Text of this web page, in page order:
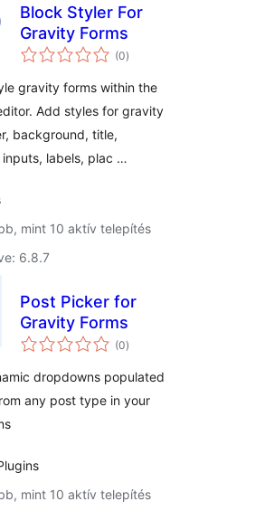
Block Styler For
Gravity Forms
(0értékelés
összesen
)
gravity forms within the
Add styles for gravity
background, title,
labels, plac …
mint 10 aktív telepítés
6.8.7
Post Picker for
Gravity Forms
(0értékelés
összesen
)
dropdowns populated
any post type in your
mint 10 aktív telepítés